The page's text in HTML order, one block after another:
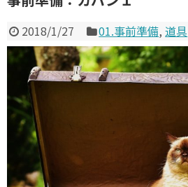
2018/1/27 01.事前準備,道具